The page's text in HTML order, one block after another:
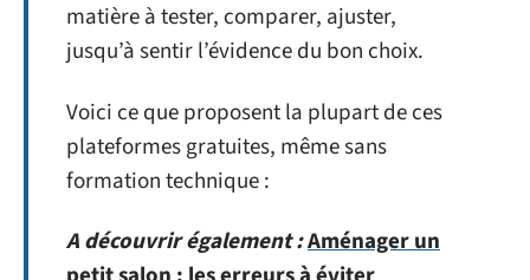
matière à tester, comparer, ajuster,
jusqu’à sentir l’évidence du bon choix.
Voici ce que proposent la plupart de ces
plateformes gratuites, même sans
formation technique :
A découvrir également :Aménager un